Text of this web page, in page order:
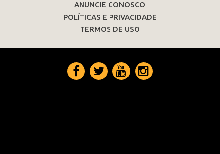
ANUNCIE CONOSCO
POLÍTICAS E PRIVACIDADE
TERMOS DE USO